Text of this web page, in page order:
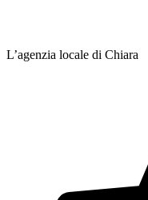
L’agenzia locale di Chiara